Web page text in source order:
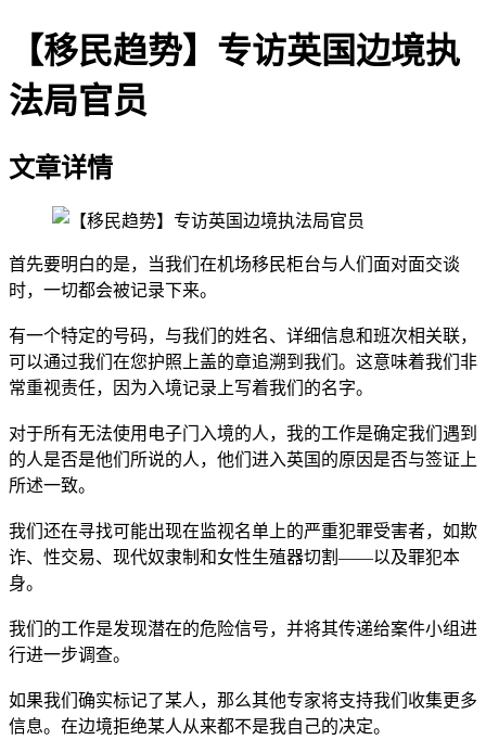
【移民趋势】专访英国边境执
法局官员
文章详情
首先要明白的是，当我们在机场移民柜台与人们面对面交谈
时，一切都会被记录下来。
有一个特定的号码，与我们的姓名、详细信息和班次相关联，
可以通过我们在您护照上盖的章追溯到我们。这意味着我们非
常重视责任，因为入境记录上写着我们的名字。
对于所有无法使用电子门入境的人，我的工作是确定我们遇到
的人是否是他们所说的人，他们进入英国的原因是否与签证上
所述一致。
我们还在寻找可能出现在监视名单上的严重犯罪受害者，如欺
诈、性交易、现代奴隶制和女性生殖器切割——以及罪犯本
身。
我们的工作是发现潜在的危险信号，并将其传递给案件小组进
行进一步调查。
如果我们确实标记了某人，那么其他专家将支持我们收集更多
信息。在边境拒绝某人从来都不是我自己的决定。